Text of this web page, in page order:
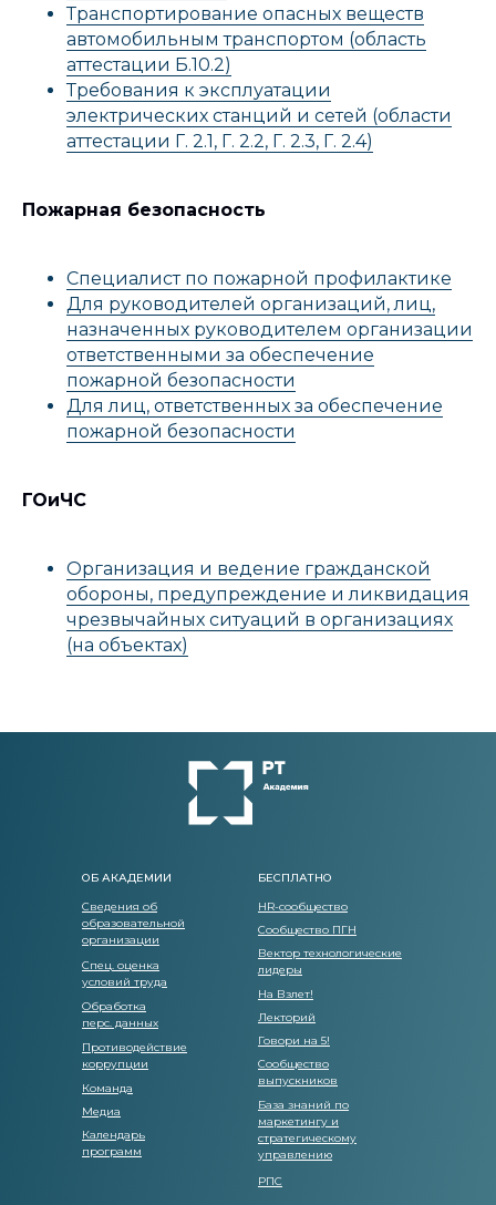
Транспортирование опасных веществ
автомобильным транспортом (область
аттестации Б.10.2)
Требования к эксплуатации
электрических станций и сетей (области
аттестации Г. 2.1, Г. 2.2, Г. 2.3, Г. 2.4)
Пожарная безопасность
Специалист по пожарной профилактике
Для руководителей организаций, лиц,
назначенных руководителем организации
ответственными за обеспечение
пожарной безопасности
Для лиц, ответственных за обеспечение
пожарной безопасности
ГОиЧС
Организация и ведение гражданской
обороны, предупреждение и ликвидация
чрезвычайных ситуаций в организациях
(на объектах)
ОБ АКАДЕМИИ
Сведения об
образовательной
организации
Спец. оценка
условий труда
Обработка
перс. данных
Противодействие
коррупции
Команда
Медиа
Календарь
программ
БЕСПЛАТНО
HR-сообщество
Сообщество ПГН
Вектор технологические
лидеры
На Взлет!
Лекторий
Говори на 5!
База знаний по
маркетингу и
стратегическому
управлению
Сообщество
выпускников
РПС